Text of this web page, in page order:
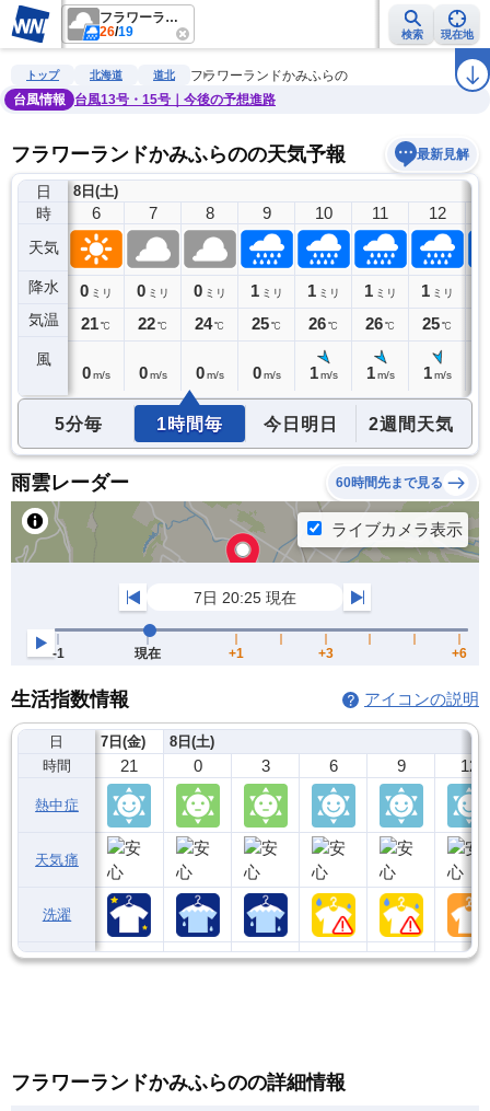
フラワーランドかみふらの
26/19 検索 現在地
雨雲レーダー 台風情報 地震情報 警報・注意報 ラ
トップ 北海道 道北
フラワーランドかみふらの
台風情報
台風13号・15号｜今後の予想進路
フラワーランドかみふらのの天気予報 最新見解
日
時
天気
降水
気温
風
8日(土)
5
0ミリ
21℃
6
0 ミリ
21℃
0 m/s
7
0 ミリ
22℃
0 m/s
8
0 ミリ
24℃
0 m/s
9
1 ミリ
25℃
0 m/s
10
1 ミリ
26℃
1 m/s
11
1 ミリ
26℃
1 m/s
12
1 ミリ
25℃
1 m/s
5分毎 1時間毎 今日明日 2週間天気
雨雲レーダー 60時間先まで見る
生活指数情報 アイコンの説明
日
時間
熱中症
天気痛
洗濯
7日(金)
21
8日(土)
0 3 6 9 12
フラワーランドかみふらのの詳細情報